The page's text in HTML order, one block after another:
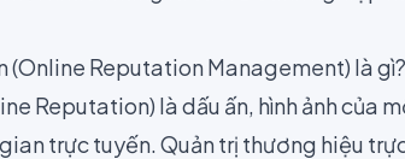
(Online Reputation Management) là gì?
Reputation) là dấu ấn, hình ảnh của
trực tuyến. Quản trị thương hiệu